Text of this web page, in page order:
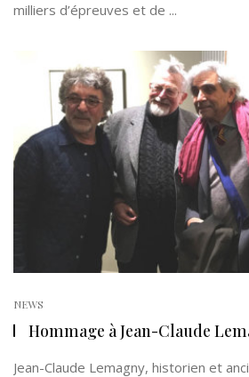
milliers d’épreuves et de ...
NEWS
Hommage à Jean-Claude
Jean-Claude Lemagny, historien et